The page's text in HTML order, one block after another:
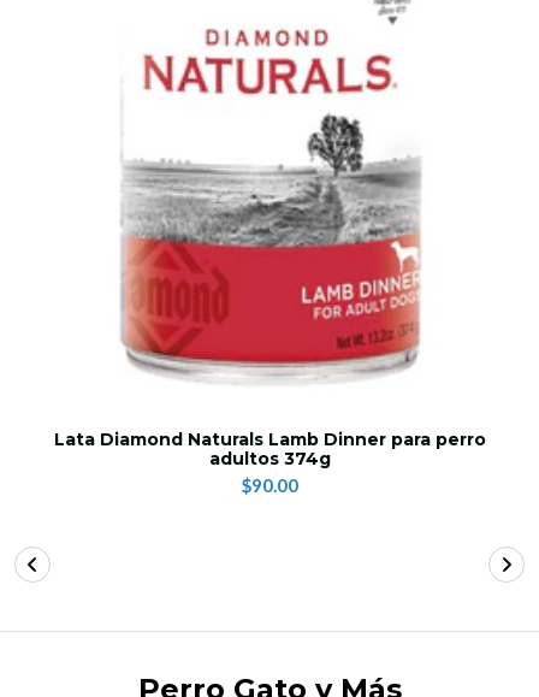
Lata Diamond Naturals Lamb Dinner para perro
adultos 374g
$90.00
Perro Gato y Más